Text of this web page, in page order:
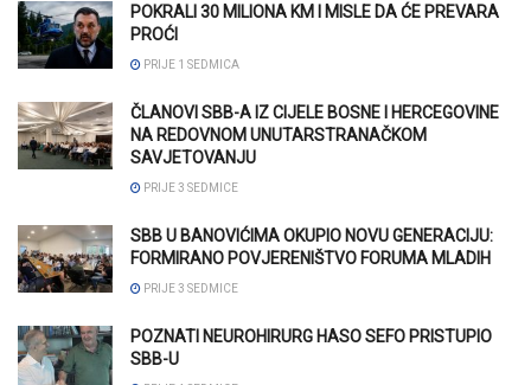
POKRALI 30 MILIONA KM I MISLE DA ĆE PREVARA
PROĆI
PRIJE 1 SEDMICA
ČLANOVI SBB-A IZ CIJELE BOSNE I HERCEGOVINE
NA REDOVNOM UNUTARSTRANAČKOM
SAVJETOVANJU
PRIJE 3 SEDMICE
SBB U BANOVIĆIMA OKUPIO NOVU GENERACIJU:
FORMIRANO POVJERENIŠTVO FORUMA MLADIH
PRIJE 3 SEDMICE
POZNATI NEUROHIRURG HASO SEFO PRISTUPIO
SBB-U